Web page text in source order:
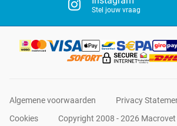
Stel jouw vraag
Algemene voorwaarden
Privacy
Cookies
Copyright 2008 - 2026 Macrovet